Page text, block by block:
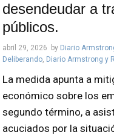
desendeudar a
públicos.
abril 29, 2026 by Diario
Deliberando, Diario Armstrong y
La medida apunta a
económico sobre los
segundo término, a
acuciados por la